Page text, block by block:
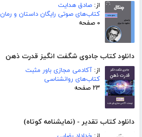
از: صادق هدایت
کتاب‌های صوتی رایگان داستان و رمان
۰ صفحه
دانلود کتاب جادوی شگفت انگیز قدرت ذهن
از: آکادمی مجازی باور مثبت
کتاب‌های روانشناسی
۲۳ صفحه
دانلود کتاب تقدیر - (نمایشنامه کوتاه)